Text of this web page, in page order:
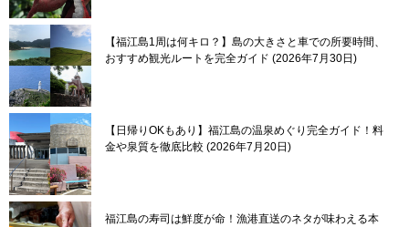
【福江島1周は何キロ？】島の大きさと車での所要時間、
おすすめ観光ルートを完全ガイド 2026年7月30日
【日帰りOKもあり】福江島の温泉めぐり完全ガイド！料
金や泉質を徹底比較 2026年7月20日
福江島の寿司は鮮度が命！漁港直送のネタが味わえる本